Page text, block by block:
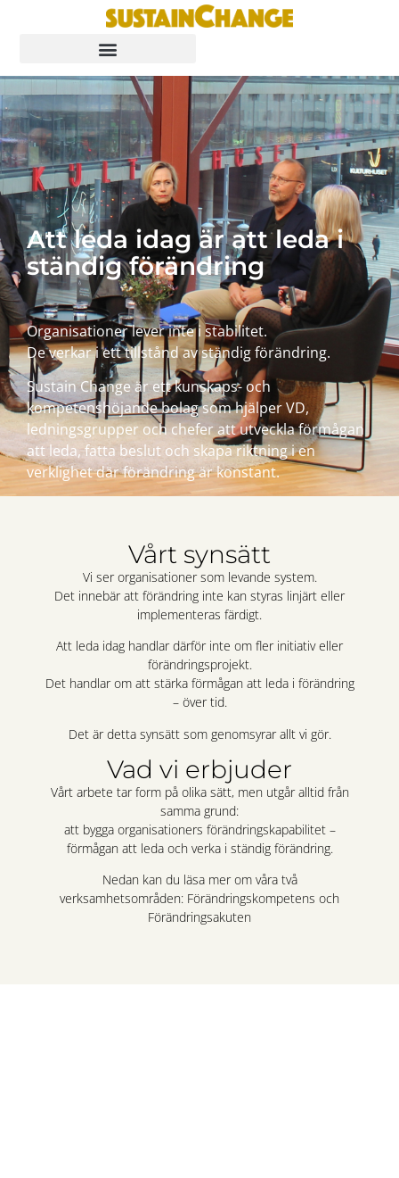
Att leda idag är att leda i
ständig förändring
Organisationer lever inte i stabilitet.
De verkar i ett tillstånd av ständig förändring.
Sustain Change är ett kunskaps- och
kompetenshöjande bolag som hjälper VD,
ledningsgrupper och chefer att utveckla förmågan
att leda, fatta beslut och skapa riktning i en
verklighet där förändring är konstant.
Vårt synsätt
Vi ser organisationer som levande system.
Det innebär att förändring inte kan styras linjärt eller
implementeras färdigt.
Att leda idag handlar därför inte om fler initiativ eller
förändringsprojekt.
Det handlar om att stärka förmågan att leda i förändring
– över tid.
Det är detta synsätt som genomsyrar allt vi gör.
Vad vi erbjuder
Vårt arbete tar form på olika sätt, men utgår alltid från
samma grund:
att bygga organisationers förändringskapabilitet –
förmågan att leda och verka i ständig förändring.
Nedan kan du läsa mer om våra två
verksamhetsområden: Förändringskompetens och
Förändringsakuten